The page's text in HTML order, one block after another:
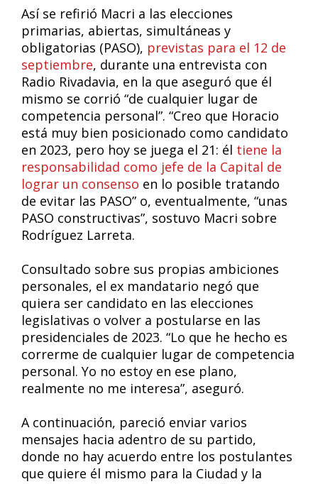
Así se refirió Macri a las elecciones
primarias, abiertas, simultáneas y
obligatorias (PASO), previstas para el 12 de
septiembre, durante una entrevista con
Radio Rivadavia, en la que aseguró que él
mismo se corrió “de cualquier lugar de
competencia personal”. “Creo que Horacio
está muy bien posicionado como candidato
en 2023, pero hoy se juega el 21: él tiene la
responsabilidad como jefe de la Capital de
lograr un consenso en lo posible tratando
de evitar las PASO” o, eventualmente, “unas
PASO constructivas”, sostuvo Macri sobre
Rodríguez Larreta.
Consultado sobre sus propias ambiciones
personales, el ex mandatario negó que
quiera ser candidato en las elecciones
legislativas o volver a postularse en las
presidenciales de 2023. “Lo que he hecho es
correrme de cualquier lugar de competencia
personal. Yo no estoy en ese plano,
realmente no me interesa”, aseguró.
A continuación, pareció enviar varios
mensajes hacia adentro de su partido,
donde no hay acuerdo entre los postulantes
que quiere él mismo para la Ciudad y la